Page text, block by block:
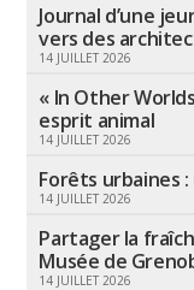
Journal d’une
vers des
14 JUILLET 2026
« In Other
esprit animal
14 JUILLET 2026
Forêts urbaines
14 JUILLET 2026
Partager la
Musée de
14 JUILLET 2026